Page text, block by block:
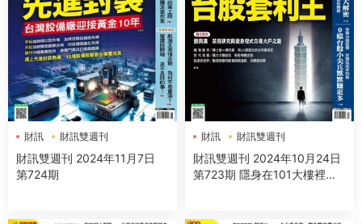
財訊 財訊雙週刊
財訊雙週刊 2024年11月7日
第724期
財訊 財訊雙週刊
財訊雙週刊 2024年10月24日
第723期 隱身在101大樓裡的